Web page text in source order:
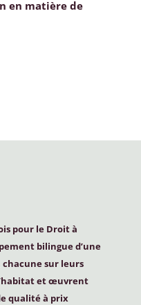
en matière de
pour le Droit à
bilingue d’une
chacune sur leurs
et œuvrent
qualité à prix